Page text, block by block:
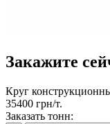
Закажите
Круг
35400 грн/т.
Заказать тонн: